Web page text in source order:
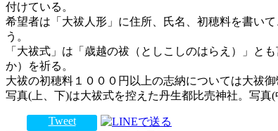
付けている。
希望者は「大祓人形」に住所、氏名、初穂料を書い
う。
「大祓式」は「歳越の祓（としこしのはらえ）」と
か）を祈る。
大祓の初穂料１０００円以上の志納については大祓
写真(上、下)は大祓式を控えた丹生都比売神社。写真
Tweet